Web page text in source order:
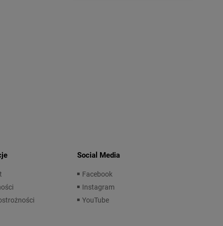
Social Media
Facebook
Instagram
YouTube